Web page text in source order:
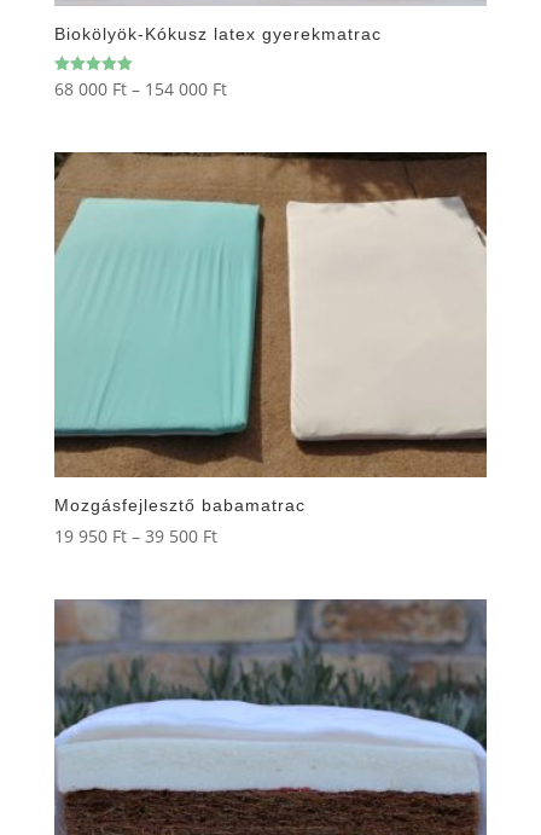
Biokölyök-Kókusz latex gyerekmatrac
Értékelés:
5.00
68 000 Ft – 154 000 FtÁrtartomány:
154
000 Ft
Mozgásfejlesztő babamatrac
19 950 Ft – 39 500 FtÁrtartomány:
39
500 Ft